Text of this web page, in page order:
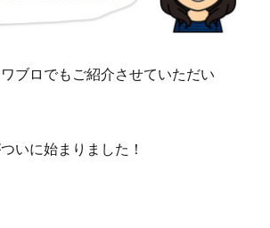
ブロでもご紹介させていただい
いに始まりました！